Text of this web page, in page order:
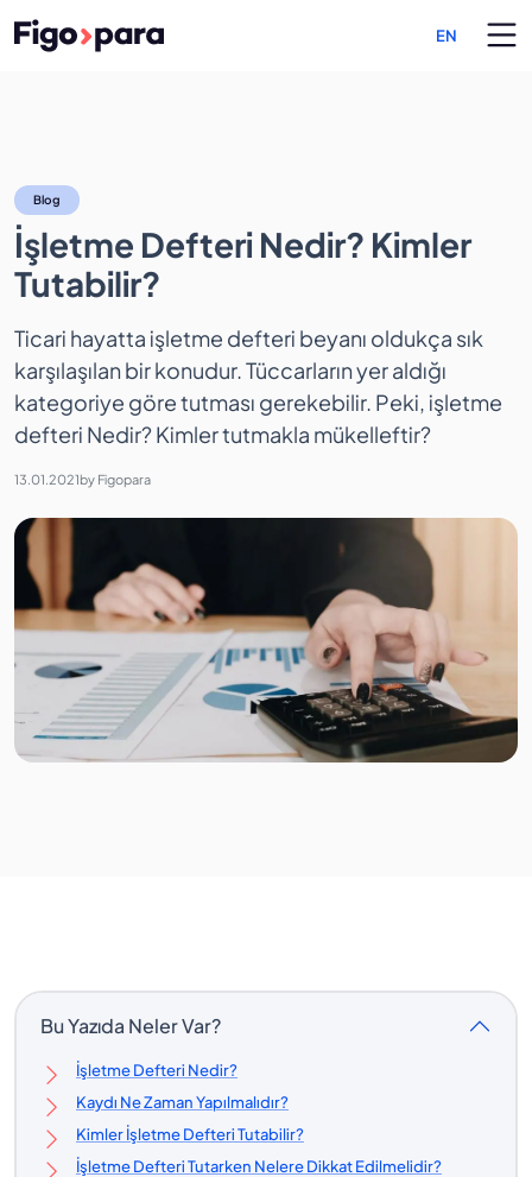
EN
Blog
İşletme Defteri Nedir? Kimler
Tutabilir?
Ticari hayatta işletme defteri beyanı oldukça sık
karşılaşılan bir konudur. Tüccarların yer aldığı
kategoriye göre tutması gerekebilir. Peki, işletme
defteri Nedir? Kimler tutmakla mükelleftir?
13.01.2021by Figopara
Bu Yazıda Neler Var?
İşletme Defteri Nedir?
Kaydı Ne Zaman Yapılmalıdır?
Kimler İşletme Defteri Tutabilir?
İşletme Defteri Tutarken Nelere Dikkat Edilmelidir?